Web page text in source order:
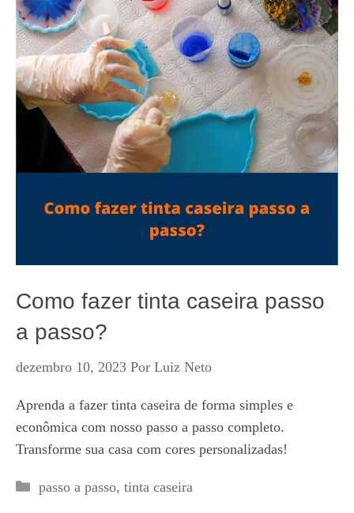
Como fazer tinta caseira passo
a passo?
dezembro 10, 2023 Por Luiz Neto
Aprenda a fazer tinta caseira de forma simples e
econômica com nosso passo a passo completo.
Transforme sua casa com cores personalizadas!
Categorias
passo a passo, tinta caseira